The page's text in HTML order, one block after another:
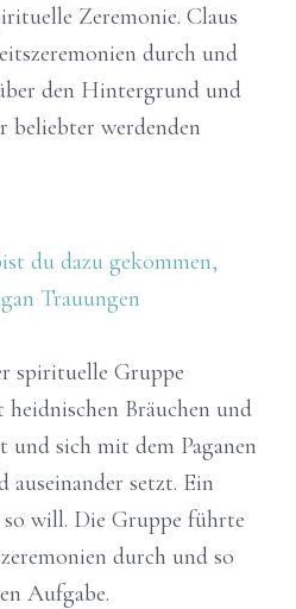
Zeremonie. Claus
durch und
den Hintergrund und
beliebter werdenden
du dazu gekommen,
Trauungen
spirituelle Gruppe
Bräuchen und
und sich mit dem Paganen
setzt. Ein
will. Die Gruppe führte
durch und so
Aufgabe.